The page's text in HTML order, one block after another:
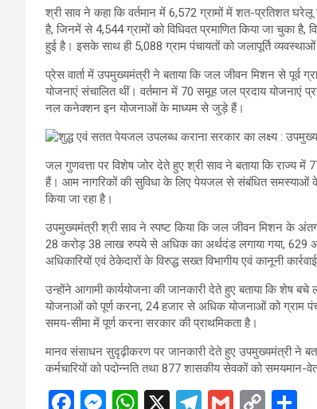
श्री साव ने कहा कि वर्तमान में 6,572 ग्रामों में शत-प्रतिशत
है, जिनमें से 4,544 ग्रामों को विधिवत प्रमाणित किया जा चुका है,
हुई है। इसके साथ ही 5,088 ग्राम पंचायतों को जलापूर्ति व्यवस्थाओं
प्रेस वार्ता में उपमुख्यमंत्री ने बताया कि जल जीवन मिशन से
योजनाएं संचालित थीं। वर्तमान में 70 समूह जल प्रदाय योजनाएं
नल कनेक्शन इन योजनाओं के माध्यम से जुड़े हैं।
जल गुणवत्ता पर विशेष जोर देते हुए श्री साव ने बताया कि राज्य में
हैं। आम नागरिकों की सुविधा के लिए पेयजल से संबंधित समस्याओं
किया जा रहा है।
उपमुख्यमंत्री श्री साव ने स्पष्ट किया कि जल जीवन मिशन के अंतर्गत
28 करोड़ 38 लाख रुपये से अधिक का अर्थदंड लगाया गया, 629
अधिकारियों एवं ठेकेदारों के विरुद्ध सख्त विभागीय एवं कानूनी
उन्होंने आगामी कार्ययोजना की जानकारी देते हुए बताया कि
योजनाओं को पूर्ण करना, 24 हजार से अधिक योजनाओं को ग्राम
समय-सीमा में पूर्ण करना सरकार की प्राथमिकता है।
मानव संसाधन सुदृढ़ीकरण पर जानकारी देते हुए उपमुख्यमंत्री ने
कर्मचारियों को पदोन्नति तथा 877 शासकीय सेवकों को समयमान-
F
M W X
T
G
C